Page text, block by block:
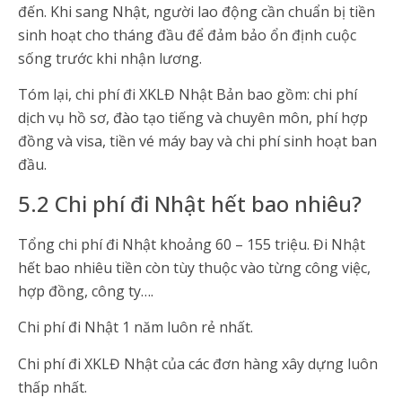
đến. Khi sang Nhật, người lao động cần chuẩn bị tiền
sinh hoạt cho tháng đầu để đảm bảo ổn định cuộc
sống trước khi nhận lương.
Tóm lại, chi phí đi XKLĐ Nhật Bản bao gồm: chi phí
dịch vụ hồ sơ, đào tạo tiếng và chuyên môn, phí hợp
đồng và visa, tiền vé máy bay và chi phí sinh hoạt ban
đầu.
5.2 Chi phí đi Nhật hết bao nhiêu?
Tổng chi phí đi Nhật khoảng 60 – 155 triệu. Đi Nhật
hết bao nhiêu tiền còn tùy thuộc vào từng công việc,
hợp đồng, công ty….
Chi phí đi Nhật 1 năm luôn rẻ nhất.
Chi phí đi XKLĐ Nhật của các đơn hàng xây dựng luôn
thấp nhất.